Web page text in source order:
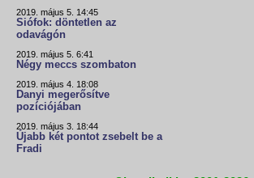
2019. május 5. 14:45
Siófok: döntetlen az
odavágón
2019. május 5. 6:41
Négy meccs szombaton
2019. május 4. 18:08
Danyi megerősítve
pozíciójában
2019. május 3. 18:44
Újabb két pontot zsebelt be a
Fradi